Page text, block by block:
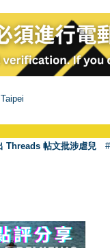
Threads 帖文批涉虐兒